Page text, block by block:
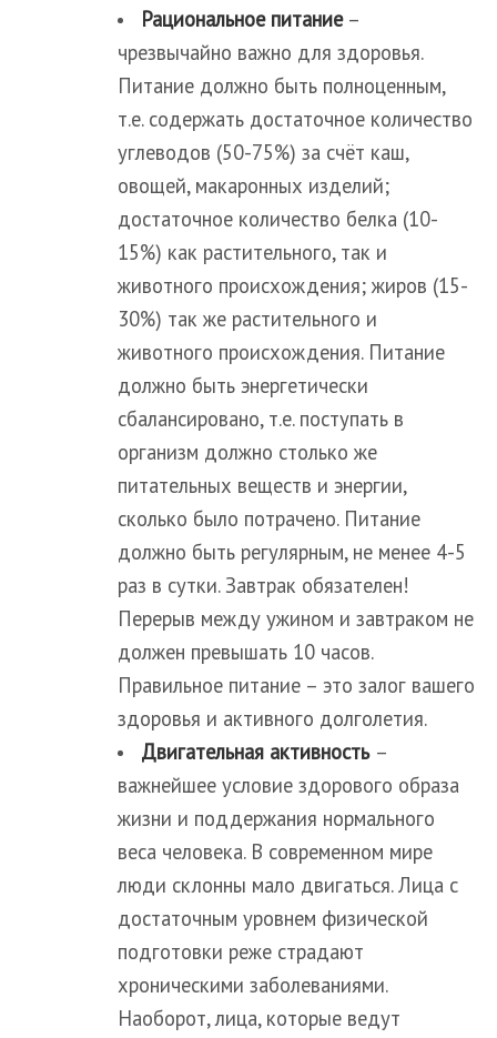
Рациональное питание–
чрезвычайно важно для здоровья.
Питание должно быть полноценным,
т.е. содержать достаточное количество
углеводов (50-75%) за счёт каш,
овощей, макаронных изделий;
достаточное количество белка (10-
15%) как растительного, так и
животного происхождения; жиров (15-
30%) так же растительного и
животного происхождения. Питание
должно быть энергетически
сбалансировано, т.е. поступать в
организм должно столько же
питательных веществ и энергии,
сколько было потрачено. Питание
должно быть регулярным, не менее 4-5
раз в сутки. Завтрак обязателен!
Перерыв между ужином и завтраком не
должен превышать 10 часов.
Правильное питание – это залог вашего
здоровья и активного долголетия.
Двигательная активность –
важнейшее условие здорового образа
жизни и поддержания нормального
веса человека. В современном мире
люди склонны мало двигаться. Лица с
достаточным уровнем физической
подготовки реже страдают
хроническими заболеваниями.
Наоборот, лица, которые ведут